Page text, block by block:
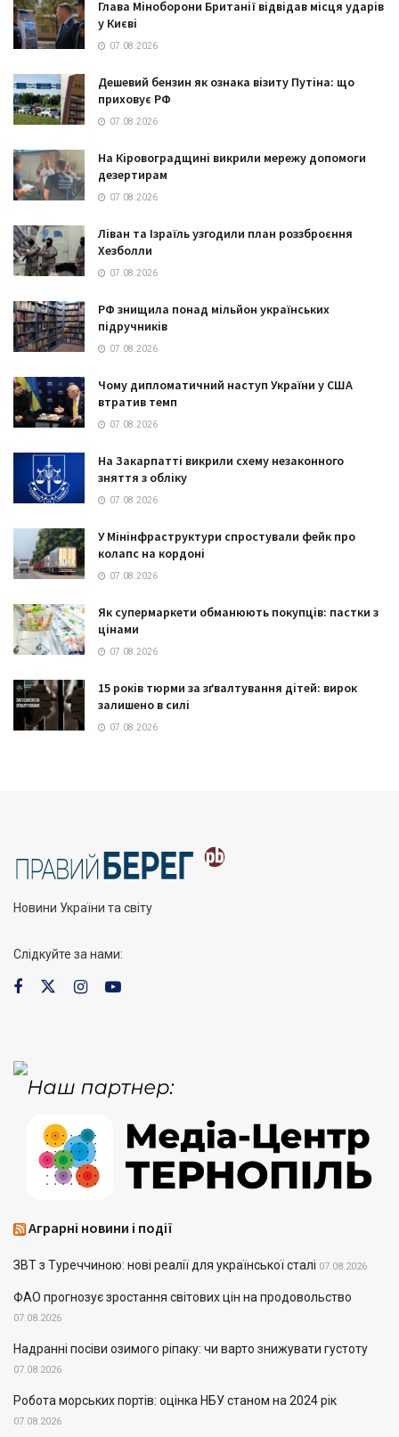
Глава Міноборони Британії відвідав місця ударів
у Києві
07.08.2026
Дешевий бензин як ознака візиту Путіна: що
приховує РФ
07.08.2026
На Кіровоградщині викрили мережу допомоги
дезертирам
07.08.2026
Ліван та Ізраїль узгодили план роззброєння
Хезболли
07.08.2026
РФ знищила понад мільйон українських
підручників
07.08.2026
Чому дипломатичний наступ України у США
втратив темп
07.08.2026
На Закарпатті викрили схему незаконного
зняття з обліку
07.08.2026
У Мінінфраструктури спростували фейк про
колапс на кордоні
07.08.2026
Як супермаркети обманюють покупців: пастки з
цінами
07.08.2026
15 років тюрми за зґвалтування дітей: вирок
залишено в силі
07.08.2026
Новини України та світу
Слідкуйте за нами:
Аграрні новини і події
ЗВТ з Туреччиною: нові реалії для української сталі 07.08.2026
ФАО прогнозує зростання світових цін на продовольство
07.08.2026
Надранні посіви озимого ріпаку: чи варто знижувати густоту
07.08.2026
Робота морських портів: оцінка НБУ станом на 2024 рік
07.08.2026